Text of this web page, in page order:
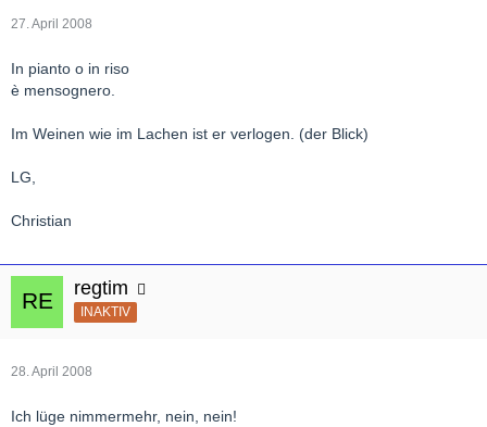
27. April 2008
In pianto o in riso
è mensognero.
Im Weinen wie im Lachen ist er verlogen. (der Blick)
LG,
Christian
regtim
INAKTIV
28. April 2008
Ich lüge nimmermehr, nein, nein!